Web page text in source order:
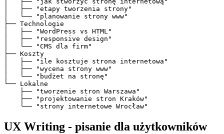
│   ├── "etapy tworzenia strony"
│   └── "planowanie strony www"
├── Technologie
│   ├── "WordPress vs HTML"
│   ├── "responsive design"
│   └── "CMS dla firm"
├── Koszty
│   ├── "ile kosztuje strona internetowa"
│   ├── "wycena strony www"
│   └── "budżet na stronę"
└── Lokalne
    ├── "tworzenie stron Warszawa"
    ├── "projektowanie stron Kraków"
UX Writing - pisanie dla użytkowników